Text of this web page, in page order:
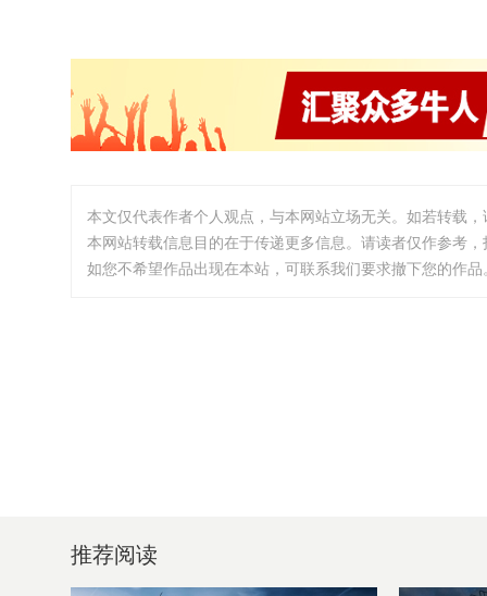
本文仅代表作者个人观点，与本网站立场无关。如若转载
本网站转载信息目的在于传递更多信息。请读者仅作参考
如您不希望作品出现在本站，可联系我们要求撤下您的作
推荐阅读